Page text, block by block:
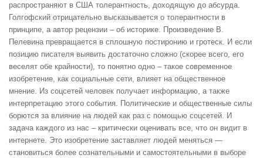
распространяют в США толерантность, доходящую до абсурда.
Голгофский отрицательно высказывается о толерантности в
принципе, а автор рецензии – об историке. Произведение В.
Пелевина превращается в сплошную постиронию и гротеск. И если
позицию писателя выявить достаточно сложно (скорее всего, его
веселят обе крайности), то понятно одно – такое современное
изобретение, как социальные сети, влияет на общественное
мнение. Из соцсетей человек получает информацию, а также
интерпретацию этого события. Политические и общественные силы
борются за влияние на людей как раз с помощью соцсетей. И
задача каждого из нас – критически оценивать все, что он видит в
интернете. Это изобретение заставляет людей меняться —
становиться более сознательными и самостоятельными в выборе